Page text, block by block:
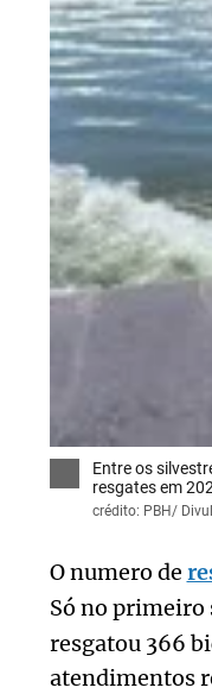
Entre os
resgates em
crédito: PBH/
O numero de
Só no primeiro
resgatou 366
atendimentos